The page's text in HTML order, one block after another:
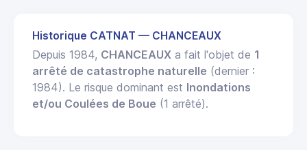
Historique CATNAT — CHANCEAUX
Depuis 1984, CHANCEAUX a fait l'objet de 1
arrêté de catastrophe naturelle (dernier :
1984). Le risque dominant est Inondations
et/ou Coulées de Boue (1 arrêté).